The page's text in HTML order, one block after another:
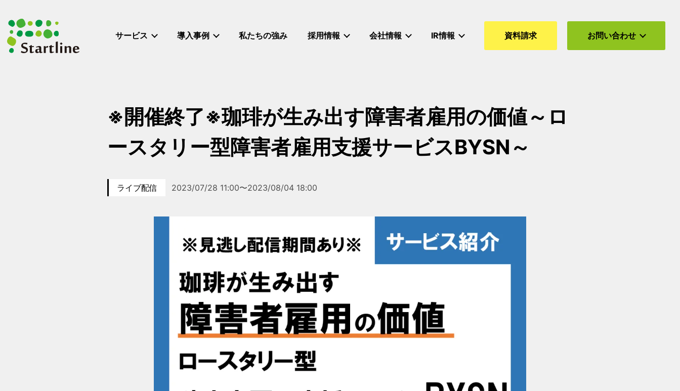
コ
サービス 導入事例 私たちの強み 採用情報 会社情報 IR情報 資料請求 お問い合わせ
※開催終了※珈琲が生み出す障害者雇用の価値～ロ
ースタリー型障害者雇用支援サービスBYSN～
カテゴリー
ライブ配信
イベント日
2023/07/28 11:00〜2023/08/04 18:00